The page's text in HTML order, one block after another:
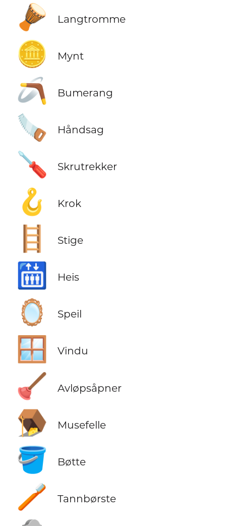
🪘 Langtromme
🪙 Mynt
🪃 Bumerang
🪚 Håndsag
🪛 Skrutrekker
🪝 Krok
🪜 Stige
🛗 Heis
🪞 Speil
🪟 Vindu
🪠 Avløpsåpner
🪤 Musefelle
🪣 Bøtte
🪥 Tannbørste